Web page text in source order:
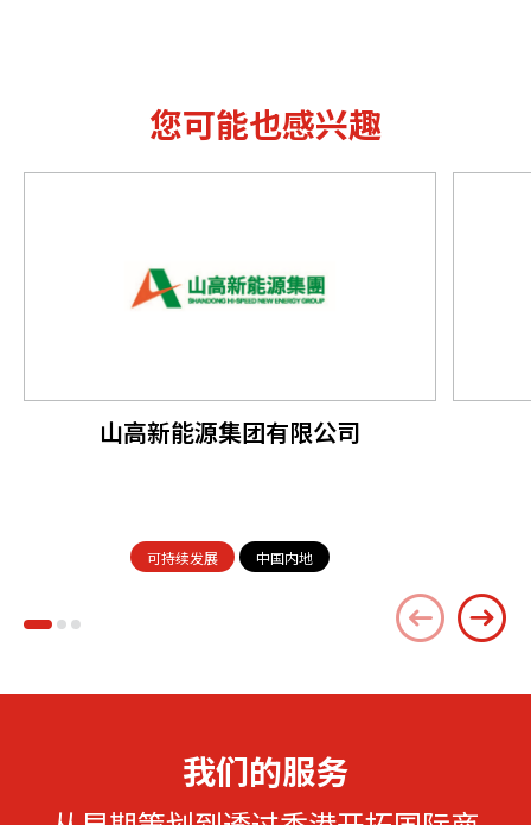
您可能也感兴趣
山高新能源集团有限公司
可持续发展 中国内地
我们的服务